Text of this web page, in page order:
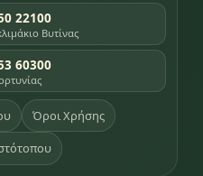
22100
Βυτίνας
60300
Όροι Χρήσης